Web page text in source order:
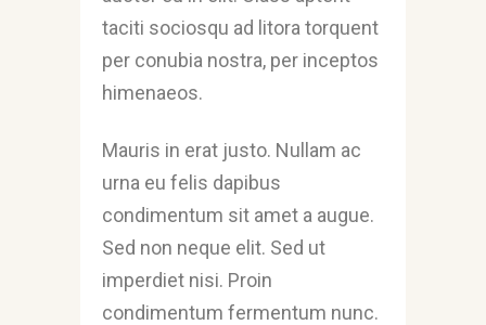
taciti sociosqu ad litora torquent
per conubia nostra, per inceptos
himenaeos.
Mauris in erat justo. Nullam ac
urna eu felis dapibus
condimentum sit amet a augue.
Sed non neque elit. Sed ut
imperdiet nisi. Proin
condimentum fermentum nunc.